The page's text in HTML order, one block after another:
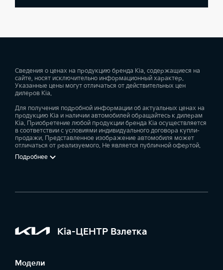
Сведения о ценах на продукцию бренда Kia, содержащиеся на
сайте, носят исключительно информационный характер.
Указанные цены могут отличаться от действительных цен
дилеров Kia.
Для получения подробной информации об актуальных ценах на
продукцию Kia и наличии автомобилей обращайтесь к дилерам
Kia. Приобретение любой продукции бренда Kia осуществляется
в соответствии с условиями индивидуального договора купли-
продажи. Представленное изображение автомобиля может
отличаться от реализуемого. Не является публичной офертой.
Подробнее
Kia-ЦЕНТР Взлетка
Модели